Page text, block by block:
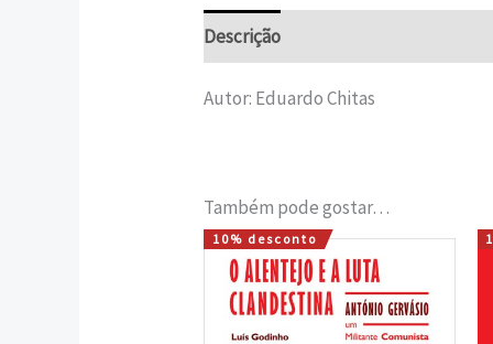
Descrição
Autor: Eduardo Chitas
Também pode gostar…
10% desconto
O
preço
original
era:
12,00 €.
O
preço
atual
é:
10,80 €.